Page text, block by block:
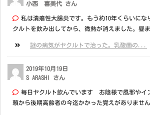
小西 喜美代 さん
私は潰瘍性大腸炎です。もう約10年くらいにな
クルトを飲み出してから、微熱が消えました。昼
謎の病気がヤクルトで治った。乳酸菌の...
2019年10月19日
S ARASHI さん
毎日ヤクルト飲んでいます お陰様で風邪やイ
頼から後期高齢者の今迄かかった覚えがありま